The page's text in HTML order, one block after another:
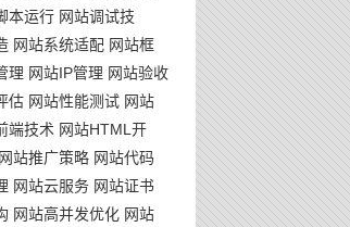
本运行 网站调试技
网站系统适配 网站框
理 网站IP管理 网站验收
估 网站性能测试 网站
端技术 网站HTML开
网站推广策略 网站代码
网站云服务 网站证书
网站高并发优化 网站